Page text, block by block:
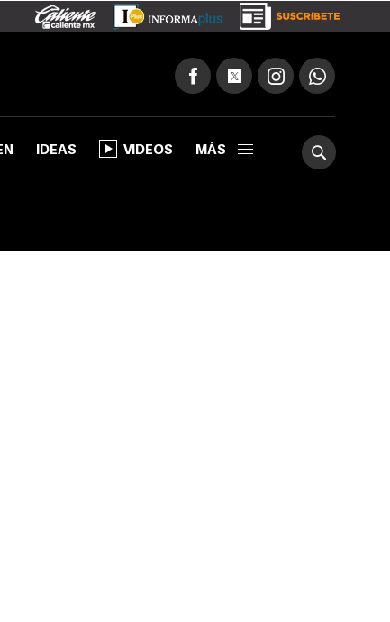
IDEAS VIDEOS MÁS